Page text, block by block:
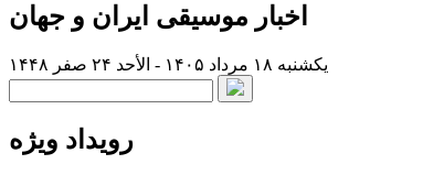
اخبار موسیقی ایران و جهان
یکشنبه ۱۸ مرداد ۱۴۰۵ - الأحد ۲۴ صفر ۱۴۴۸
رویداد ویژه